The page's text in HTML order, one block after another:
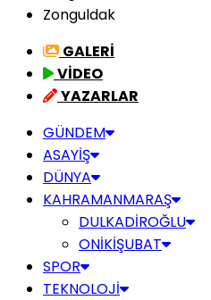
Zonguldak
GALERİ
VİDEO
YAZARLAR
GÜNDEM
ASAYİŞ
DÜNYA
KAHRAMANMARAŞ
DULKADİROĞLU
ONİKİŞUBAT
SPOR
TEKNOLOJİ